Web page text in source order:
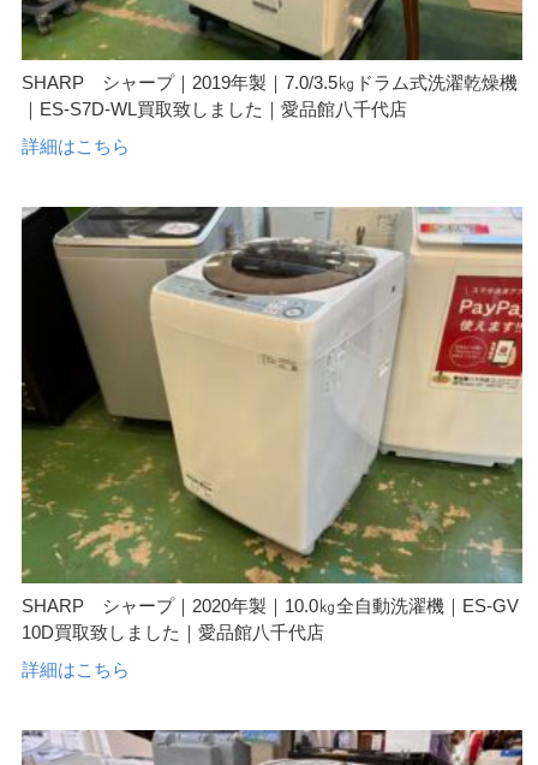
SHARP シャープ｜2019年製｜7.0/3.5㎏ドラム式洗濯乾燥機
｜ES-S7D-WL買取致しました｜愛品館八千代店
詳細はこちら
SHARP シャープ｜2020年製｜10.0㎏全自動洗濯機｜ES-GV
10D買取致しました｜愛品館八千代店
詳細はこちら